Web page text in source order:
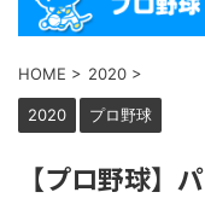
HOME > 2020 >
2020 プロ野球
【プロ野球